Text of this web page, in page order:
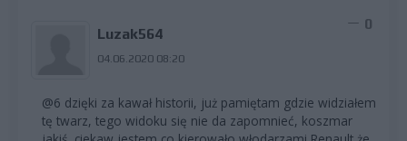
Luzak564
04.06.2020 08:20
0
@6 dzięki za kawał historii, już pamiętam gdzie widziałem
tę twarz, tego widoku się nie da zapomnieć, koszmar